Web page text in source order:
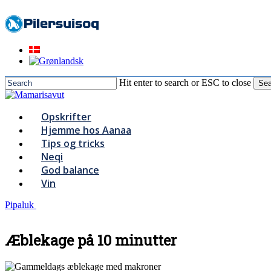
main
content
Hit enter to search or ESC to close
Close
Menu
Opskrifter
Hjemme hos Aanaa
Tips og tricks
Neqi
God balance
Vin
Pipaluk
Æblekage på 10 minutter